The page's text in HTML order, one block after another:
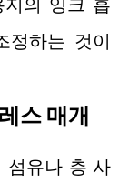
정하는 것이
스 매개
섬유나 층 사